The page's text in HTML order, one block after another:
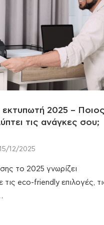
2025 –
τις ανάγκες σου;
15/12/2025
το 2025 γνωρίζει
τις eco-friendly επιλογές,